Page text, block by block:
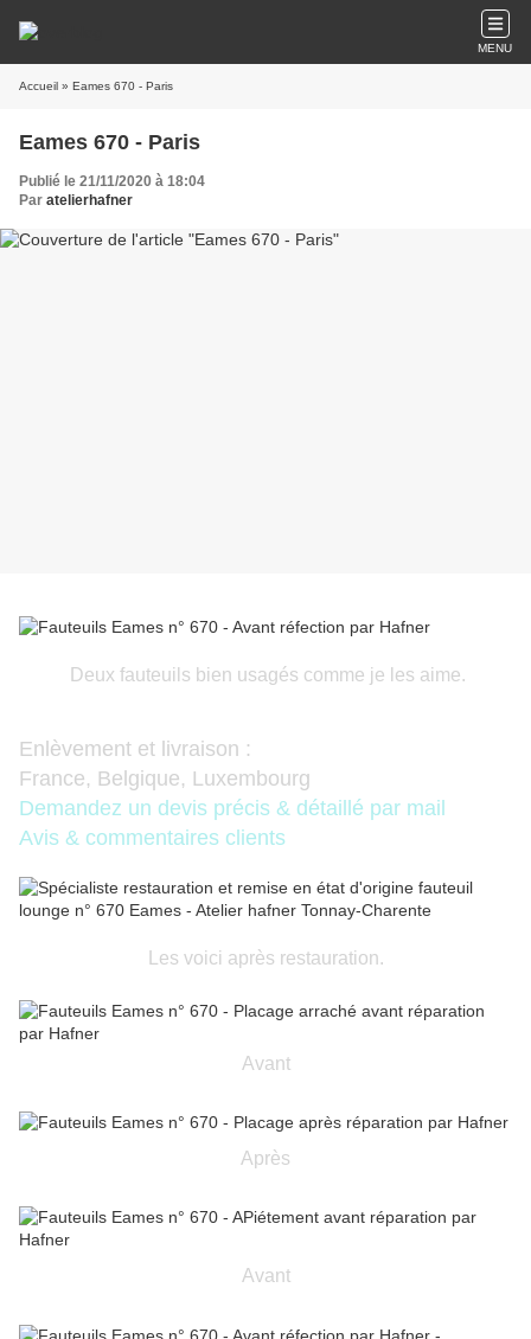
MENU
Accueil » Eames 670 - Paris
Eames 670 - Paris
Publié le 21/11/2020 à 18:04
Par atelierhafner
Deux fauteuils bien usagés comme je les aime.
Enlèvement et livraison :
France, Belgique, Luxembourg
Demandez un devis précis & détaillé par mail
Avis & commentaires clients
Les voici après restauration.
Avant
Après
Avant